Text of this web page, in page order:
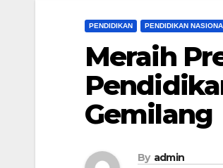
PENDIDIKAN PENDIDIKAN
Meraih
Gemilang
By admin